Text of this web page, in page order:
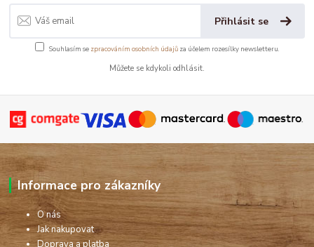
Přihlásit se
Souhlasím se zpracováním osobních údajůza účelem rozesílky newsletteru.
Můžete se kdykoli odhlásit.
Informace pro zákazníky
O nás
Jak nakupovat